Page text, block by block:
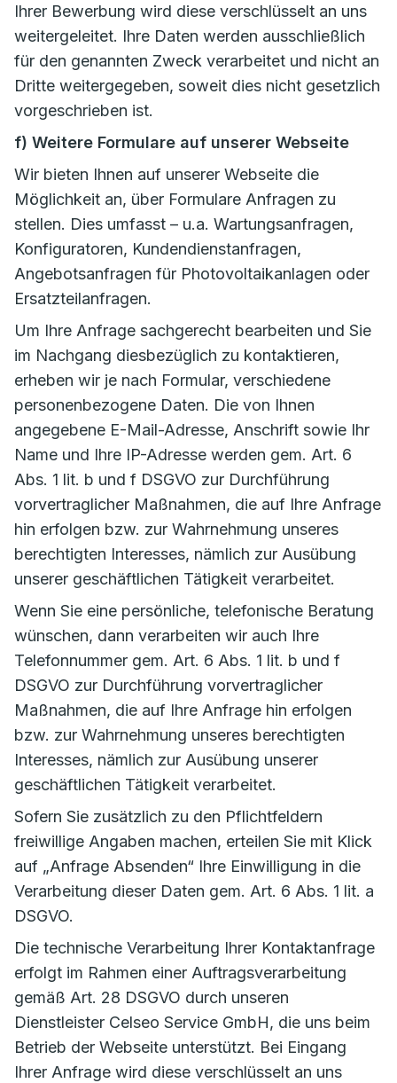
Ihrer Bewerbung wird diese verschlüsselt an uns
weitergeleitet. Ihre Daten werden ausschließlich
für den genannten Zweck verarbeitet und nicht an
Dritte weitergegeben, soweit dies nicht gesetzlich
vorgeschrieben ist.
f) Weitere Formulare auf unserer Webseite
Wir bieten Ihnen auf unserer Webseite die
Möglichkeit an, über Formulare Anfragen zu
stellen. Dies umfasst – u.a. Wartungsanfragen,
Konfiguratoren, Kundendienstanfragen,
Angebotsanfragen für Photovoltaikanlagen oder
Ersatzteilanfragen.
Um Ihre Anfrage sachgerecht bearbeiten und Sie
im Nachgang diesbezüglich zu kontaktieren,
erheben wir je nach Formular, verschiedene
personenbezogene Daten. Die von Ihnen
angegebene E-Mail-Adresse, Anschrift sowie Ihr
Name und Ihre IP-Adresse werden gem. Art. 6
Abs. 1 lit. b und f DSGVO zur Durchführung
vorvertraglicher Maßnahmen, die auf Ihre Anfrage
hin erfolgen bzw. zur Wahrnehmung unseres
berechtigten Interesses, nämlich zur Ausübung
unserer geschäftlichen Tätigkeit verarbeitet.
Wenn Sie eine persönliche, telefonische Beratung
wünschen, dann verarbeiten wir auch Ihre
Telefonnummer gem. Art. 6 Abs. 1 lit. b und f
DSGVO zur Durchführung vorvertraglicher
Maßnahmen, die auf Ihre Anfrage hin erfolgen
bzw. zur Wahrnehmung unseres berechtigten
Interesses, nämlich zur Ausübung unserer
geschäftlichen Tätigkeit verarbeitet.
Sofern Sie zusätzlich zu den Pflichtfeldern
freiwillige Angaben machen, erteilen Sie mit Klick
auf „Anfrage Absenden“ Ihre Einwilligung in die
Verarbeitung dieser Daten gem. Art. 6 Abs. 1 lit. a
DSGVO.
Die technische Verarbeitung Ihrer Kontaktanfrage
erfolgt im Rahmen einer Auftragsverarbeitung
gemäß Art. 28 DSGVO durch unseren
Dienstleister Celseo Service GmbH, die uns beim
Betrieb der Webseite unterstützt. Bei Eingang
Ihrer Anfrage wird diese verschlüsselt an uns